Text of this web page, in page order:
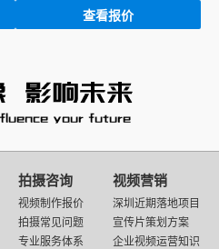
查看报价
拍摄咨询
视频制作报价
拍摄常见问题
专业服务体系
视频营销
深圳近期落地项目
宣传片策划方案
企业视频运营知识